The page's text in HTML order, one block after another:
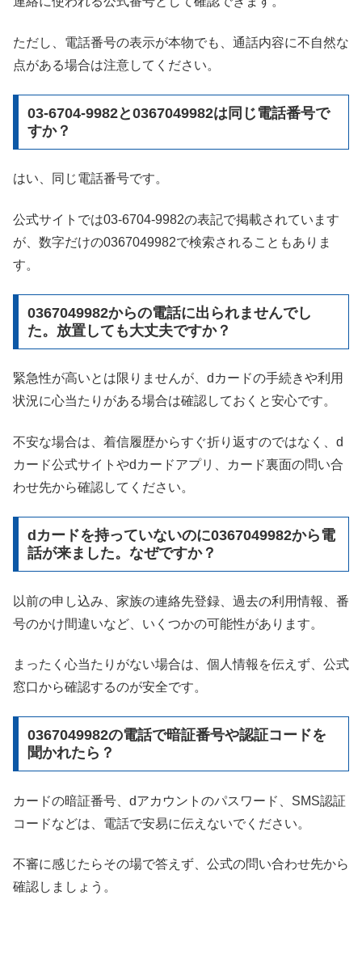
ただし、電話番号の表示が本物でも、通話内容に不自然な
点がある場合は注意してください。
03-6704-9982と0367049982は同じ電話番号で
すか？
はい、同じ電話番号です。
公式サイトでは03-6704-9982の表記で掲載されています
が、数字だけの0367049982で検索されることもありま
す。
0367049982からの電話に出られませんでし
た。放置しても大丈夫ですか？
緊急性が高いとは限りませんが、dカードの手続きや利用
状況に心当たりがある場合は確認しておくと安心です。
不安な場合は、着信履歴からすぐ折り返すのではなく、d
カード公式サイトやdカードアプリ、カード裏面の問い合
わせ先から確認してください。
dカードを持っていないのに0367049982から電
話が来ました。なぜですか？
以前の申し込み、家族の連絡先登録、過去の利用情報、番
号のかけ間違いなど、いくつかの可能性があります。
まったく心当たりがない場合は、個人情報を伝えず、公式
窓口から確認するのが安全です。
0367049982の電話で暗証番号や認証コードを
聞かれたら？
カードの暗証番号、dアカウントのパスワード、SMS認証
コードなどは、電話で安易に伝えないでください。
不審に感じたらその場で答えず、公式の問い合わせ先から
確認しましょう。